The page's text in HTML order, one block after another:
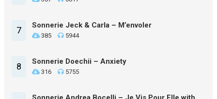
7 Sonnerie Jeck & Carla – M’envoler
385 5944
8 Sonnerie Doechii – Anxiety
316 5755